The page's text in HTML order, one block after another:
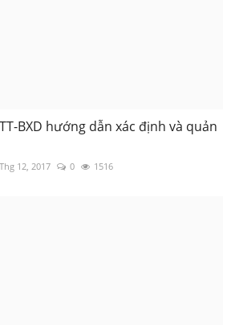
BXD hướng dẫn xác định và quản
12, 2017 0 1516